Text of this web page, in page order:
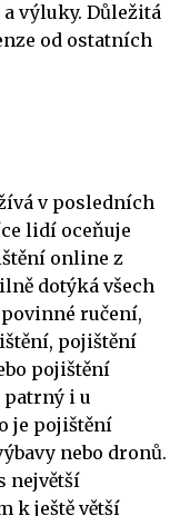
výluky. Důležitá
od ostatních
v posledních
lidí oceňuje
online z
dotýká všech
ručení,
pojištění
pojištění
i u
je pojištění
nebo dronů.
největší
k ještě větší